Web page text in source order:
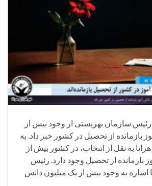
هرانا 1405/03/06 رئیس سازمان بهزیستی از وجود بیش از
بازمانده از تحصیل در کشور خبر داد. به
به نقل از انتخاب، در کشور بیش از
بازمانده از تحصیل وجود دارد. رئیس
اشاره به وجود بیش از یک میلیون دانش